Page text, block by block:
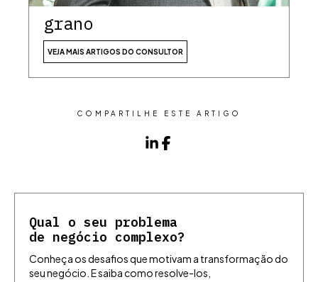
grano
VEJA MAIS ARTIGOS DO CONSULTOR
COMPARTILHE ESTE ARTIGO
Qual o seu problema
de negócio complexo?
Conheça os desafios que motivam a transformação do
seu negócio. E saiba como resolve-los,